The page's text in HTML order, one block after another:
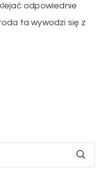
odpowiednie
ta wywodzi się z